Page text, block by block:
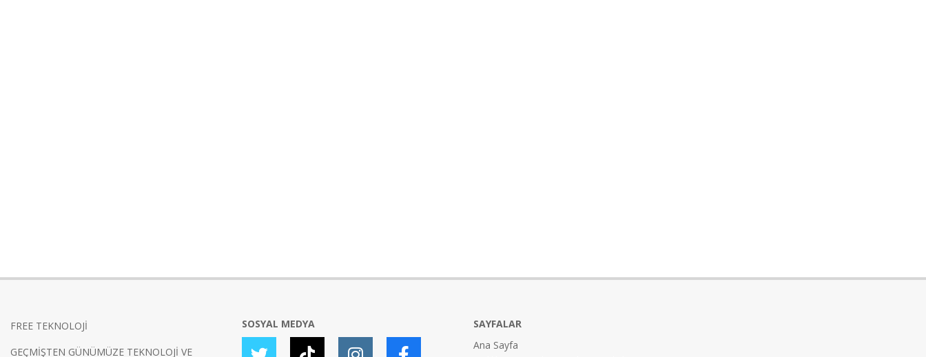
FREE TEKNOLOJİ
GEÇMİŞTEN GÜNÜMÜZE TEKNOLOJİ VE
SOSYAL MEDYA
SAYFALAR
Ana Sayfa